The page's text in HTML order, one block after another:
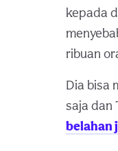
kepada
ribuan
Dia bisa
saja dan
belahan